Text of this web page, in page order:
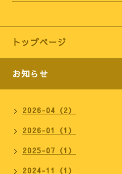
トップページ
お知らせ
2026-04（2）
2026-01（1）
2025-07（1）
2024-11（1）